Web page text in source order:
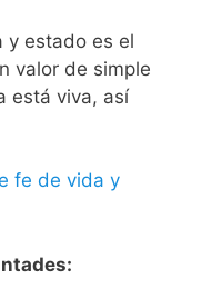
y estado es el
valor de simple
está viva, así
fe de vida y